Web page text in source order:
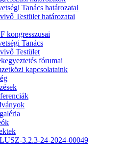
Tanács határozatai
Testület határozatai
kongresszusai
Tanács
Testület
fórumai
kapcsolataink
3.2.3-24-2024-00049